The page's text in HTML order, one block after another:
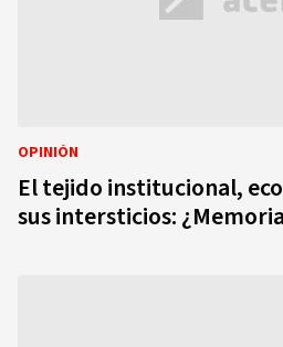
OPINIÓN
El tejido institucional,
sus intersticios: